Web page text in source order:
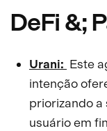
DeFi &;
Urani: Este
intenção
priorizando a
usuário em